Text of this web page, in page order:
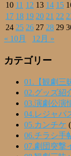
10 11 12 13 14 15
17 18 19 20 21 22
24 25 26 27 28 29
« 10月
12月 »
カテゴリー
01.【観劇三
02.グッズ紹
03.演劇公演
04.レジャパ
05.カンチケ
06.チラシ手
07.劇団突撃